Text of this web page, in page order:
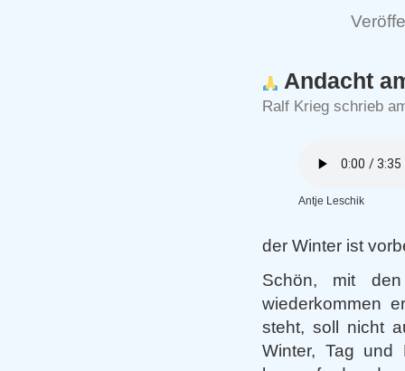
Andacht
Ralf Krieg schrieb
Antje Leschik
der Winter ist
Schön, mit
wiederkommen
steht, soll nicht
Winter, Tag und